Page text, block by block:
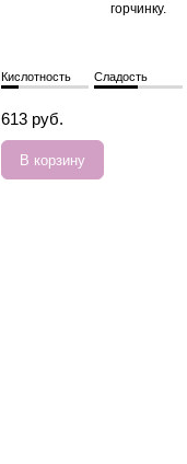
горчинку.
Кислотность Сладость
613 руб.
В корзину